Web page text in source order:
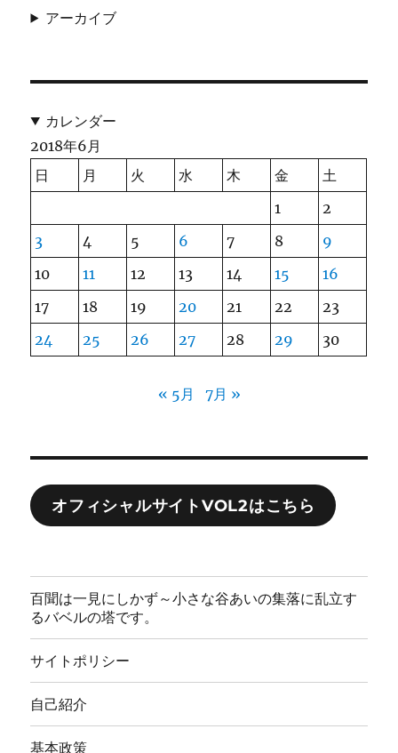
アーカイブ
カレンダー
2018年6月
日
月 火 水 木 金
土
1
2
3
4 5 6 7 8
9
10
11 12 13 14 15
16
17
18 19 20 21 22
23
24
25 26 27 28 29 30
« 5月 7月 »
オフィシャルサイトVOL2はこちら
百聞は一見にしかず～小さな谷あいの集落に乱立す
るバベルの塔です。
サイトポリシー
自己紹介
基本政策